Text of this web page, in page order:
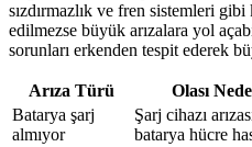
sızdırmazlık ve fren sistemleri
edilmezse büyük arızalara yol
sorunları erkenden tespit ederek
Arıza Türü Olası
Batarya şarj
almıyor
Şarj cihazı
batarya hücre